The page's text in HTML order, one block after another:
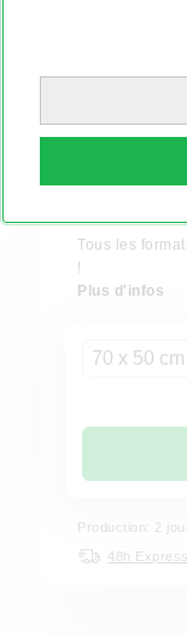
Tous les
!
Plus d'infos
70 x 50 cm
Production: 2
48h